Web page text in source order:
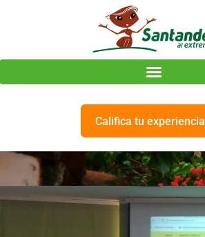
Califica tu experiencia